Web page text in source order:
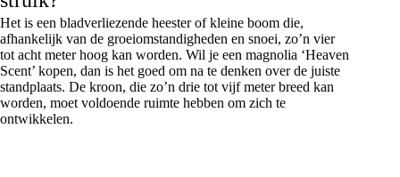
Het is een bladverliezende heester of kleine boom die,
afhankelijk van de groeiomstandigheden en snoei, zo’n vier
tot acht meter hoog kan worden. Wil je een magnolia ‘Heaven
Scent’ kopen, dan is het goed om na te denken over de juiste
standplaats. De kroon, die zo’n drie tot vijf meter breed kan
worden, moet voldoende ruimte hebben om zich te
ontwikkelen.